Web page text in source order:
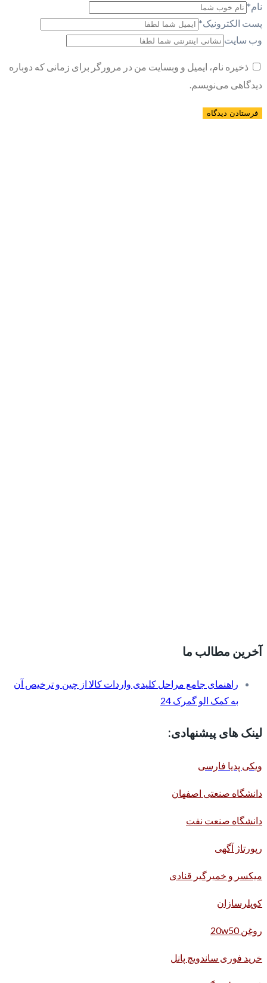
نام*
پست الکترونیک*
وب سایت
ذخیره نام، ایمیل و وبسایت من در مرورگر برای زمانی که دوباره
دیدگاهی می‌نویسم.
آخرین مطالب ما
راهنمای جامع مراحل کلیدی واردات کالا از چین و ترخیص آن
به کمک الو گمرک 24
لینک های پیشنهادی:
ویکی پدیا فارسی
دانشگاه صنعتی اصفهان
دانشگاه صنعت نفت
رپورتاژ آگهی
میکسر و خمیرگیر قنادی
کوپلرسازان
روغن 20w50
خرید فوری ساندویچ پانل